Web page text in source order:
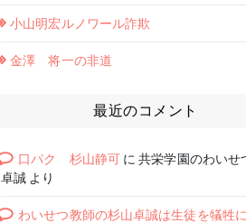
小山明宏ルノワール詐欺
金澤 将一の非道
最近のコメント
口パク 杉山静可に共栄学園のわいせ
卓誠 より
わいせつ教師の杉山卓誠は生徒を犠牲